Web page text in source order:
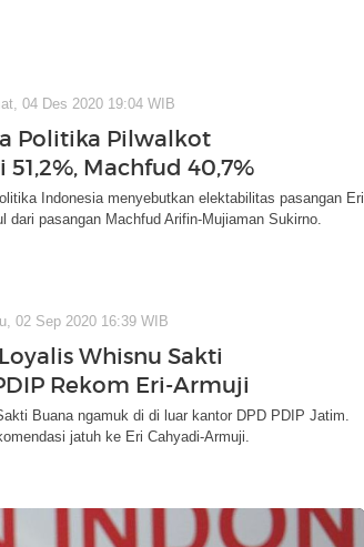
04 Des 2020 19:04 WIB
Politika Pilwalkot
51,2%, Machfud 40,7%
Indonesia menyebutkan elektabilitas pasangan Eri
dari pasangan Machfud Arifin-Mujiaman Sukirno.
02 Sep 2020 16:39 WIB
Whisnu Sakti
Rekom Eri-Armuji
Buana ngamuk di di luar kantor DPD PDIP Jatim.
jatuh ke Eri Cahyadi-Armuji.